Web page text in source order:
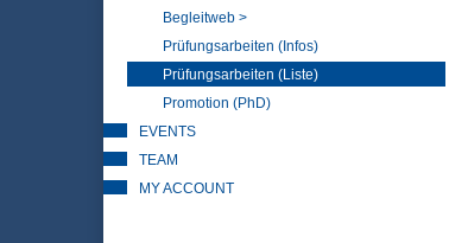
Begleitweb >
Prüfungsarbeiten (Infos)
Prüfungsarbeiten (Liste)
Promotion (PhD)
EVENTS
TEAM
MY ACCOUNT